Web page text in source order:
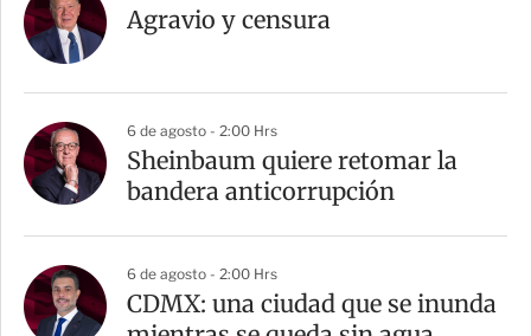
Agravio y censura
6 de agosto - 2:00 Hrs
Sheinbaum quiere retomar la
bandera anticorrupción
6 de agosto - 2:00 Hrs
CDMX: una ciudad que se inunda